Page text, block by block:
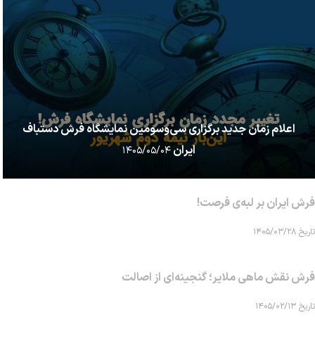
اعلام زمان جدید برگزاری سی‌وسومین نمایشگاه فرش دستباف
ایران۱۴۰۵/۰۵/۰۴
فرش ایران بر لبه‌ی فرصت!
تاریخ ۱۴۰۵/۰۳/۲۸
فرش نقش ماهی‌ ملایر؛ گنجینه‌ای از اصالت
تاریخ ۱۴۰۵/۰۲/۱۳